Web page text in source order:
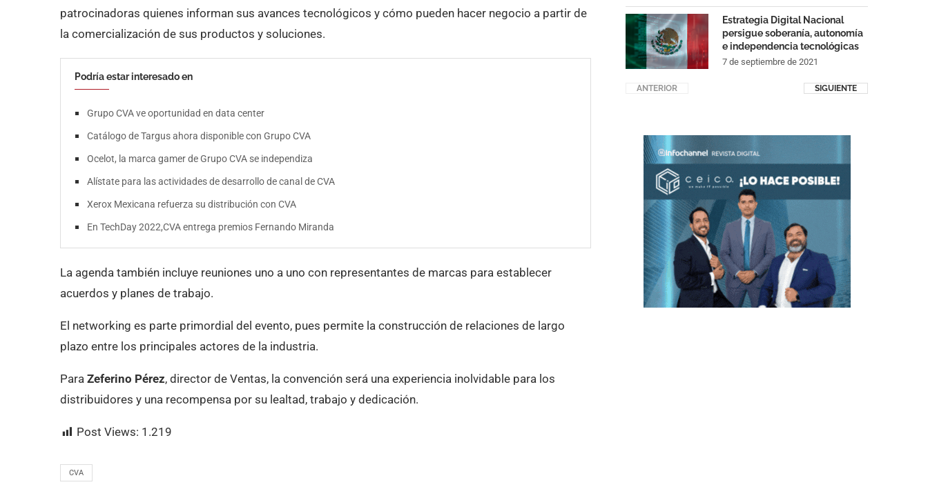
patrocinadoras quienes informan sus avances tecnológicos y cómo pueden hacer negocio a partir de
la comercialización de sus productos y soluciones.
Podría estar interesado en
Grupo CVA ve oportunidad en data center
Catálogo de Targus ahora disponible con Grupo CVA
Ocelot, la marca gamer de Grupo CVA se independiza
Alístate para las actividades de desarrollo de canal de CVA
Xerox Mexicana refuerza su distribución con CVA
En TechDay 2022,CVA entrega premios Fernando Miranda
La agenda también incluye reuniones uno a uno con representantes de marcas para establecer
acuerdos y planes de trabajo.
El networking es parte primordial del evento, pues permite la construcción de relaciones de largo
plazo entre los principales actores de la industria.
Para Zeferino Pérez, director de Ventas, la convención será una experiencia inolvidable para los
distribuidores y una recompensa por su lealtad, trabajo y dedicación.
Post Views: 1.219
CVA
Estrategia Digital Nacional
persigue soberanía, autonomía
e independencia tecnológicas
7 de septiembre de 2021
ANTERIOR SIGUIENTE